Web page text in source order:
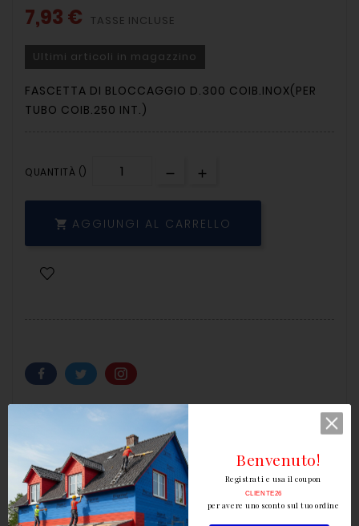
7,93 € TASSE INCLUSE
Ultimi articoli in magazzino
FASCETTA DI BLOCCAGGIO D.300 COIB.INOX(PER
TUBO COIB.250 INT.)
QUANTITÀ ()
 AGGIUNGI AL CARRELLO
Scrivi la tua recensione
Descrizione
Registrati e usa il coupon
per avere uno sconto sul tuo ordine
CLIENTE26
Benvenuto!